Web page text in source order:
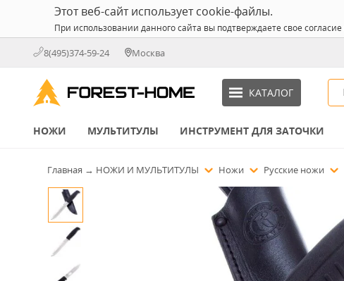
Этот веб-сайт использует cookie-файлы.
При использовании данного сайта вы подтверждаете свое
8(495)374-59-24 Москва
КАТАЛОГ
НОЖИ МУЛЬТИТУЛЫ ИНСТРУМЕНТ ДЛЯ ЗАТОЧКИ
Главная → НОЖИ И МУЛЬТИТУЛЫ Ножи Русские ножи